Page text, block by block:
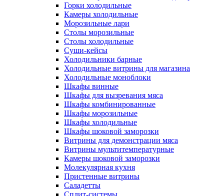
Горки холодильные
Камеры холодильные
Морозильные лари
Столы морозильные
Столы холодильные
Суши-кейсы
Холодильники барные
Холодильные витрины для магазина
Холодильные моноблоки
Шкафы винные
Шкафы для вызревания мяса
Шкафы комбинированные
Шкафы морозильные
Шкафы холодильные
Шкафы шоковой заморозки
Витрины для демонстрации мяса
Витрины мультитемпературные
Камеры шоковой заморозки
Молекулярная кухня
Пристенные витрины
Саладетты
Сплит-системы